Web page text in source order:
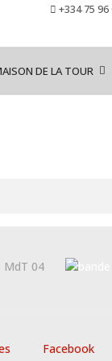
+334 75 96
DE LA TOUR
Facebook